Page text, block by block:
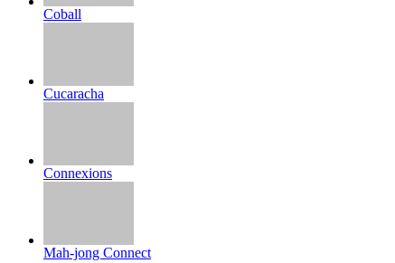
Coball
Cucaracha
Connexions
Mah-jong Connect